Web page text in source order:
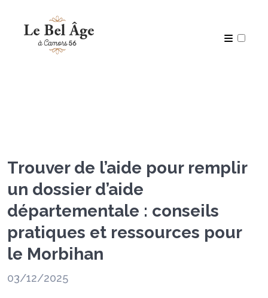
Trouver de l’aide pour remplir
un dossier d’aide
départementale : conseils
pratiques et ressources pour
le Morbihan
03/12/2025